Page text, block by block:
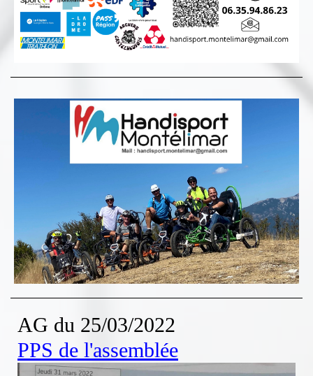
AG du 25/03/2022
PPS de l'assemblée